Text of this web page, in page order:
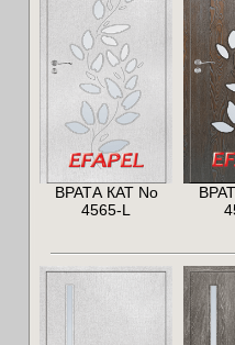
ВРАТА КАТ No
4565-L